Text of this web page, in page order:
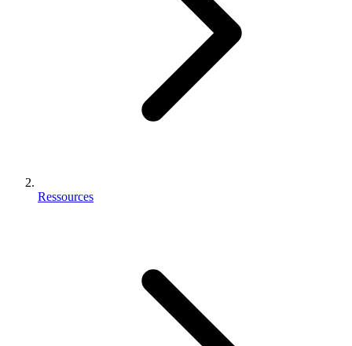
Ressources